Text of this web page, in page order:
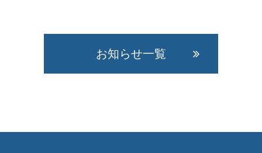
お知らせ一覧